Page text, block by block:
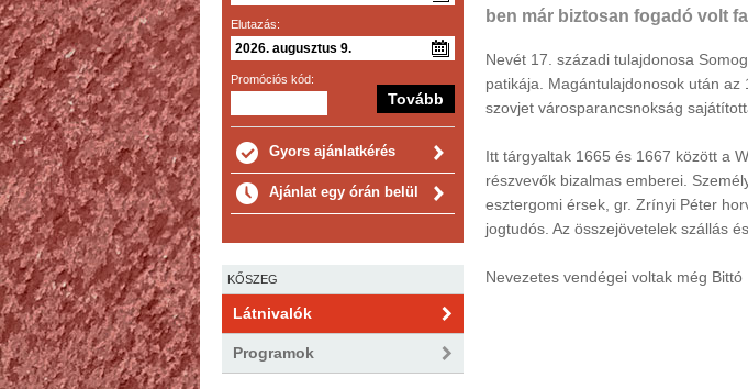
ben már biztosan fogadó volt
Nevét 17. századi tulajdonosa
patikája. Magántulajdonosok után
szovjet városparancsnokság
Itt tárgyaltak 1665 és 1667 között a
részvevők bizalmas emberei.
esztergomi érsek, gr. Zrínyi Péter
jogtudós. Az összejövetelek szállás
Nevezetes vendégei voltak még
Elutazás:
Promóciós kód:
Gyors ajánlatkérés
Ajánlat egy órán belül
KŐSZEG
Látnivalók
Programok